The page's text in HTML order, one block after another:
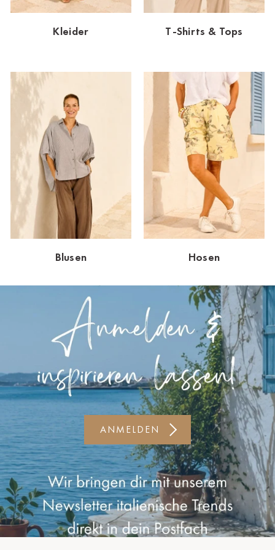
Dornbirn
Dortmund-Hombruch
Essen
HH-AEZ
HH-EEZ
HH-Eppendorf
HH-Hanseviertel
HH-Wandsbek
Hannover
Innsbruck
Leipzig
Lindau
Münster
Oldenburg
Potsdam
Rostock
Kleider T-Shirts & Tops
Blusen Hosen
ANMELDEN